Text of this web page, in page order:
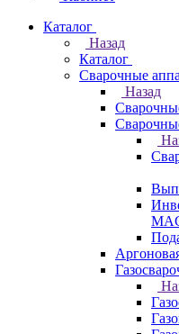
Каталог
Назад
Каталог
Сварочные
Назад